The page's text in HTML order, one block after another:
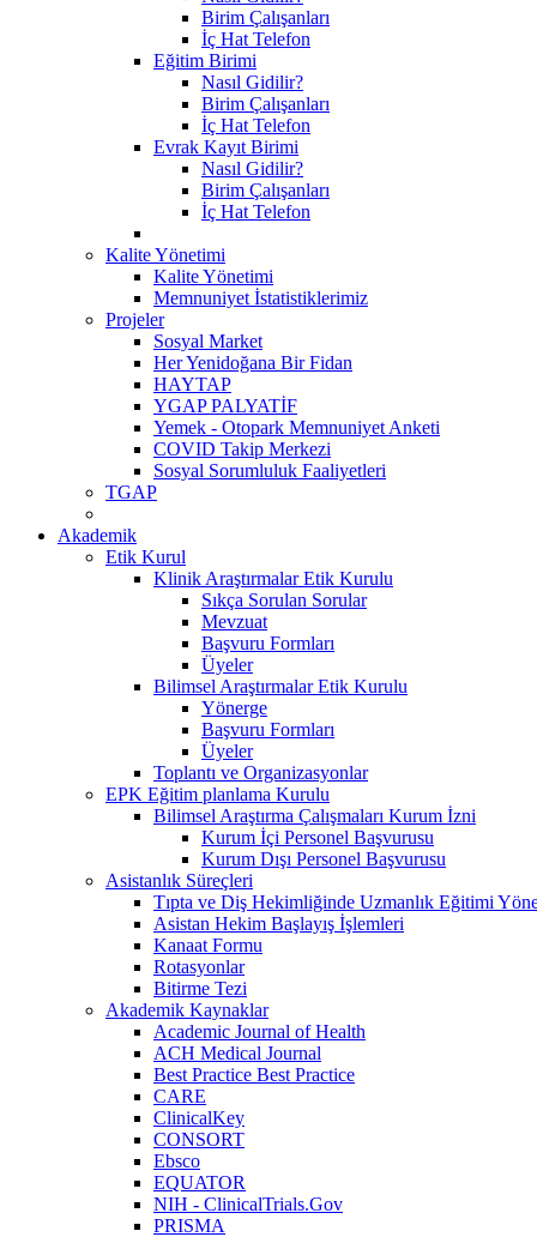
Birim Çalışanları
İç Hat Telefon
Eğitim Birimi
Nasıl Gidilir?
Birim Çalışanları
İç Hat Telefon
Evrak Kayıt Birimi
Nasıl Gidilir?
Birim Çalışanları
İç Hat Telefon
Kalite Yönetimi
Kalite Yönetimi
Memnuniyet İstatistiklerimiz
Projeler
Sosyal Market
Her Yenidoğana Bir Fidan
HAYTAP
YGAP PALYATİF
Yemek - Otopark Memnuniyet Anketi
COVID Takip Merkezi
Sosyal Sorumluluk Faaliyetleri
TGAP
Akademik
Etik Kurul
Klinik Araştırmalar Etik Kurulu
Sıkça Sorulan Sorular
Mevzuat
Başvuru Formları
Üyeler
Bilimsel Araştırmalar Etik Kurulu
Yönerge
Başvuru Formları
Üyeler
Toplantı ve Organizasyonlar
EPK Eğitim planlama Kurulu
Bilimsel Araştırma Çalışmaları Kurum İzni
Kurum İçi Personel Başvurusu
Kurum Dışı Personel Başvurusu
Asistanlık Süreçleri
Tıpta ve Diş Hekimliğinde Uzmanlık Eğitimi
Asistan Hekim Başlayış İşlemleri
Kanaat Formu
Rotasyonlar
Bitirme Tezi
Akademik Kaynaklar
Academic Journal of Health
ACH Medical Journal
Best Practice Best Practice
CARE
ClinicalKey
CONSORT
Ebsco
EQUATOR
NIH - ClinicalTrials.Gov
PRISMA